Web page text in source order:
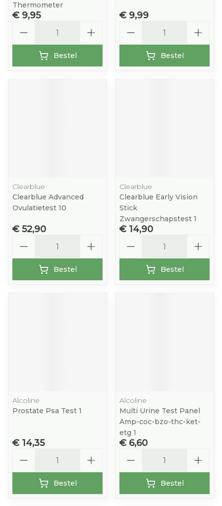
Thermometer
€ 9,95
Bestel
€ 9,99
Bestel
Clearblue
Clearblue Advanced
Ovulatietest 10
€ 52,90
Bestel
Clearblue
Clearblue Early Vision
Stick
Zwangerschapstest 1
€ 14,90
Bestel
Alcoline
Prostate Psa Test 1
€ 14,35
Bestel
Alcoline
Multi Urine Test Panel
Amp-coc-bzo-thc-ket-
etg 1
€ 6,60
Bestel